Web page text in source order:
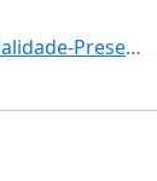
465: municipio-Teresina-centro-CCE-modalidade-Presencial-convenio--selecao-PROCESSO_DE_HABILIDADE_ESPECIF]